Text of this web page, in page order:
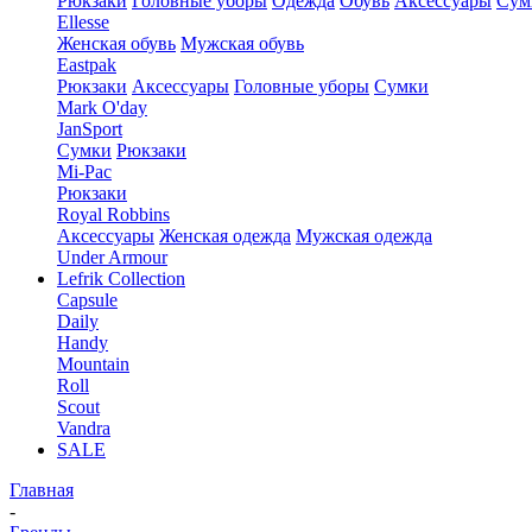
Ellesse
Женская обувь Мужская обувь
Eastpak
Рюкзаки Аксессуары Головные уборы Сумки
Mark O'day
JanSport
Сумки Рюкзаки
Mi-Pac
Рюкзаки
Royal Robbins
Аксессуары Женская одежда Мужская одежда
Under Armour
Lefrik Collection
Capsule
Daily
Handy
Mountain
Roll
Scout
Vandra
SALE
Главная
-